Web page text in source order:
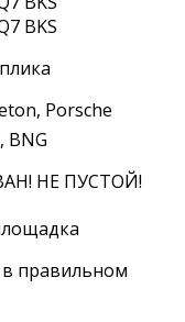
Porsche
BNG
НЕ ПУСТОЙ!
в правильном